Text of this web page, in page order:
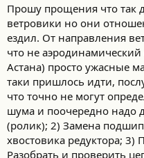
Прошу прощения что так
ветровики но они
ездил. От направления
что не аэродинамический
Астана) просто ужасные
таки пришлось идти,
что точно не могут
шума и поочередно надо
(ролик); 2) Замена
хвостовика редуктора; 3)
Разобрать и проверить